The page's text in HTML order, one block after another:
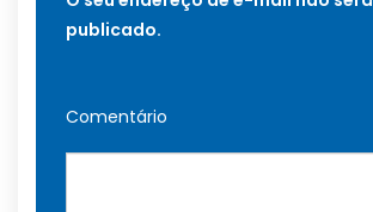
publicado.
Comentário